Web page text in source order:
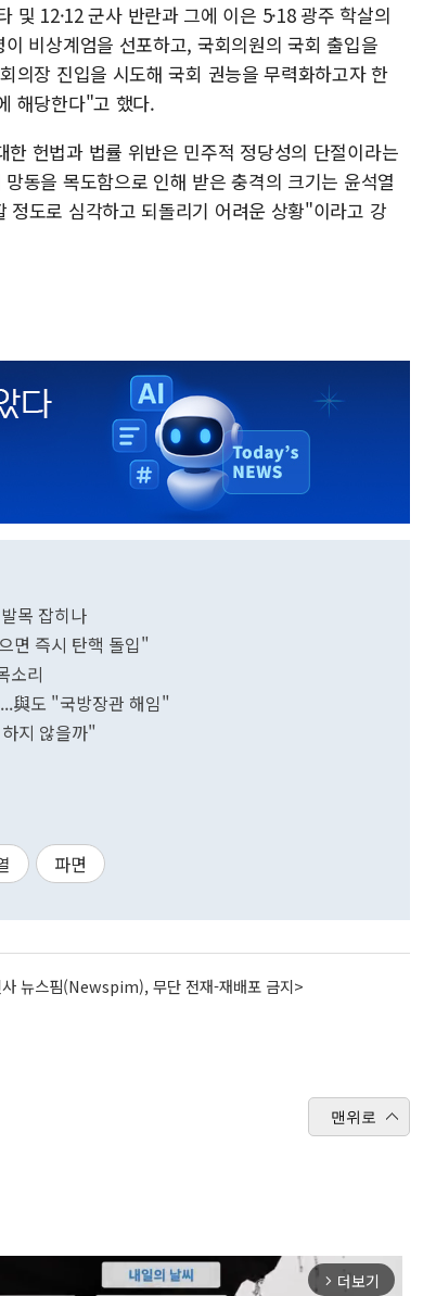
및 12·12 군사 반란과 그에 이은 5·18 광주 학살의
비상계엄을 선포하고, 국회의원의 국회 출입을
의장 진입을 시도해 국회 권능을 무력화하고자 한
해당한다"고 했다.
헌법과 법률 위반은 민주적 정당성의 단절이라는
동을 목도함으로 인해 받은 충격의 크기는 윤석열
도로 심각하고 되돌리기 어려운 상황"이라고 강
목 잡히나
면 즉시 탄핵 돌입"
소리
與도 "국방장관 해임"
지 않을까"
파면
뉴스핌(Newspim), 무단 전재-재배포 금지>
맨위로
arrow_forward_ios 더보기